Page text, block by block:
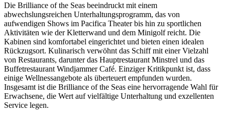
Die Brilliance of the Seas beeindruckt mit einem
abwechslungsreichen Unterhaltungsprogramm, das von
aufwendigen Shows im Pacifica Theater bis hin zu sportlichen
Aktivitäten wie der Kletterwand und dem Minigolf reicht. Die
Kabinen sind komfortabel eingerichtet und bieten einen idealen
Rückzugsort. Kulinarisch verwöhnt das Schiff mit einer Vielzahl
von Restaurants, darunter das Hauptrestaurant Minstrel und das
Buffetrestaurant Windjammer Café. Einziger Kritikpunkt ist, dass
einige Wellnessangebote als überteuert empfunden wurden.
Insgesamt ist die Brilliance of the Seas eine hervorragende Wahl für
Erwachsene, die Wert auf vielfältige Unterhaltung und exzellenten
Service legen.